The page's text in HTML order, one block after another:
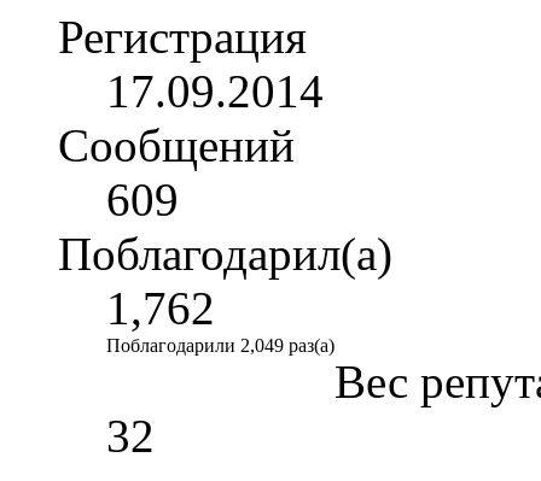
Регистрация
17.09.2014
Сообщений
609
Поблагодарил(а)
1,762
Поблагодарили 2,049 раз(а)
Вес
32